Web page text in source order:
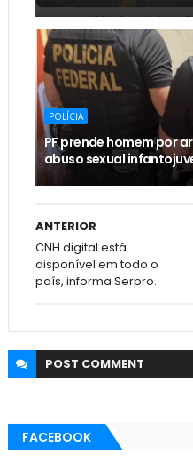
POLÍCIA
PF prende homem por
abuso sexual
ANTERIOR
CNH digital está
disponível em todo o
país, informa Serpro.
POST COMMENT
FACEBOOK